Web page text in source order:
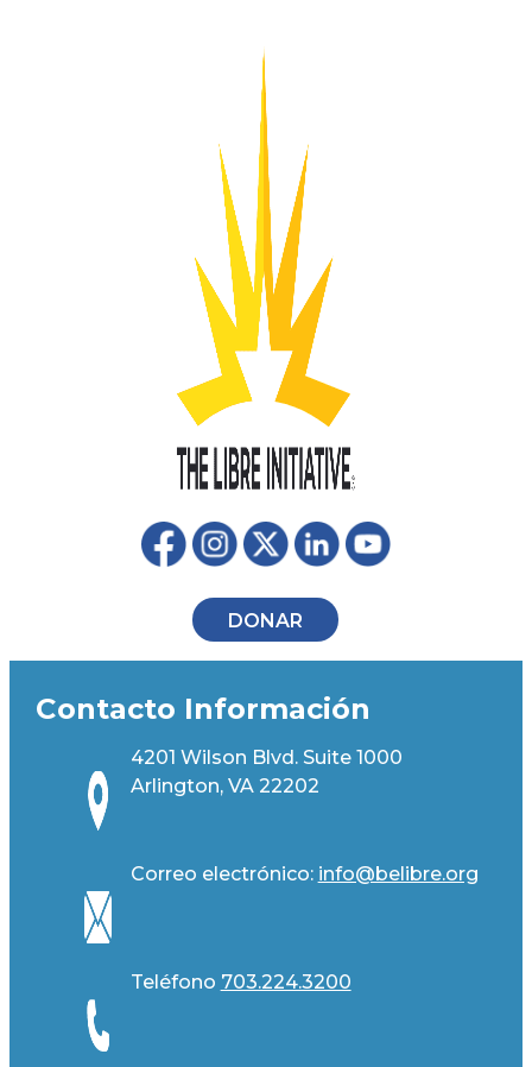
DONAR
Contacto Información
4201 Wilson Blvd. Suite 1000
Arlington, VA 22202
Correo electrónico: info@belibre.org
Teléfono 703.224.3200